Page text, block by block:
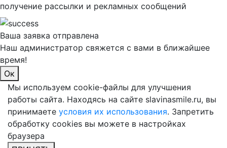
получение рассылки и рекламных сообщений
Ваша заявка отправлена
Наш администратор свяжется с вами в ближайшее
время!
Ок
Мы используем cookie-файлы для улучшения
работы сайта. Находясь на сайте slavinasmile.ru, вы
принимаете условия их использования. Запретить
обработку cookies вы можете в настройках
браузера